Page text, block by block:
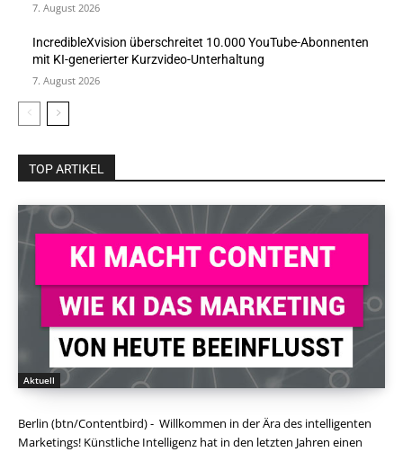
7. August 2026
IncredibleXvision überschreitet 10.000 YouTube-Abonnenten
mit KI-generierter Kurzvideo-Unterhaltung
7. August 2026
TOP ARTIKEL
Aktuell
Berlin (btn/Contentbird) - Willkommen in der Ära des intelligenten
Marketings! Künstliche Intelligenz hat in den letzten Jahren einen